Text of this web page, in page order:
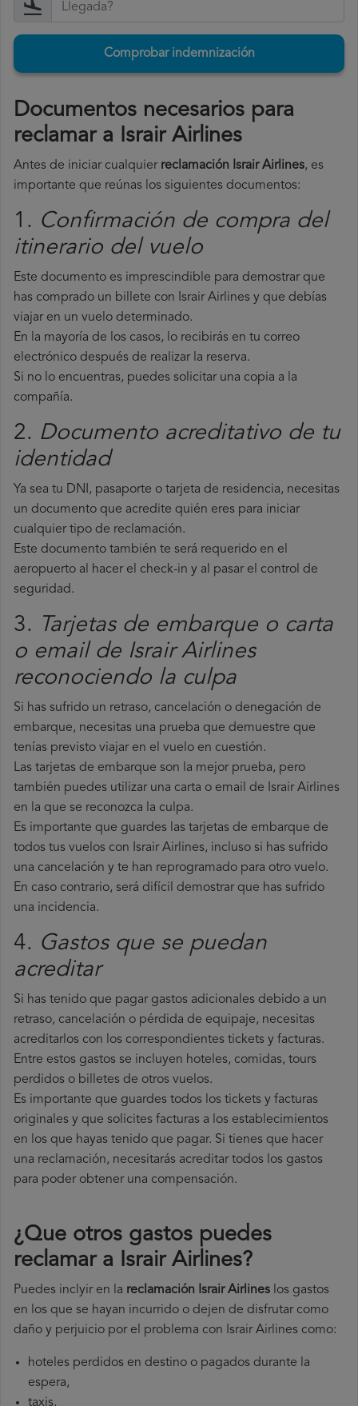
Comprobar indemnización
Documentos necesarios para
reclamar a Israir Airlines
Antes de iniciar cualquier reclamación Israir Airlines, es
importante que reúnas los siguientes documentos:
1. Confirmación de compra del
itinerario del vuelo
Este documento es imprescindible para demostrar que
has comprado un billete con Israir Airlines y que debías
viajar en un vuelo determinado.
En la mayoría de los casos, lo recibirás en tu correo
electrónico después de realizar la reserva.
Si no lo encuentras, puedes solicitar una copia a la
compañía.
2. Documento acreditativo de tu
identidad
Ya sea tu DNI, pasaporte o tarjeta de residencia, necesitas
un documento que acredite quién eres para iniciar
cualquier tipo de reclamación.
Este documento también te será requerido en el
aeropuerto al hacer el check-in y al pasar el control de
seguridad.
3.
Tarjetas de embarque o carta
o email de Israir Airlines
reconociendo la culpa
Si has sufrido un retraso, cancelación o denegación de
embarque, necesitas una prueba que demuestre que
tenías previsto viajar en el vuelo en cuestión.
Las tarjetas de embarque son la mejor prueba, pero
también puedes utilizar una carta o email de Israir Airlines
en la que se reconozca la culpa.
Es importante que guardes las tarjetas de embarque de
todos tus vuelos con Israir Airlines, incluso si has sufrido
una cancelación y te han reprogramado para otro vuelo.
En caso contrario, será difícil demostrar que has sufrido
una incidencia.
4. Gastos que se puedan
acreditar
Si has tenido que pagar gastos adicionales debido a un
retraso, cancelación o pérdida de equipaje, necesitas
acreditarlos con los correspondientes tickets y facturas.
Entre estos gastos se incluyen hoteles, comidas, tours
perdidos o billetes de otros vuelos.
Es importante que guardes todos los tickets y facturas
originales y que solicites facturas a los establecimientos
en los que hayas tenido que pagar. Si tienes que hacer
una reclamación, necesitarás acreditar todos los gastos
para poder obtener una compensación.
¿Que otros gastos puedes
reclamar a Israir Airlines​?
Puedes inclyir en la reclamación Israir Airlines los gastos
en los que se hayan incurrido o dejen de disfrutar como
daño y perjuicio por el problema con Israir Airlines como:
hoteles perdidos en destino o pagados durante la
espera,
taxis,